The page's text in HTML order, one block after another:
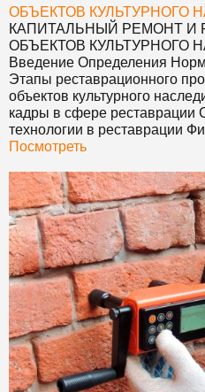
ОБЪЕКТОВ КУЛЬТУРНОГО
КАПИТАЛЬНЫЙ РЕМОНТ И
ОБЪЕКТОВ КУЛЬТУРНОГО
Введение Определения
Этапы реставрационного
объектов культурного
кадры в сфере
технологии в реставрации
Посмотреть